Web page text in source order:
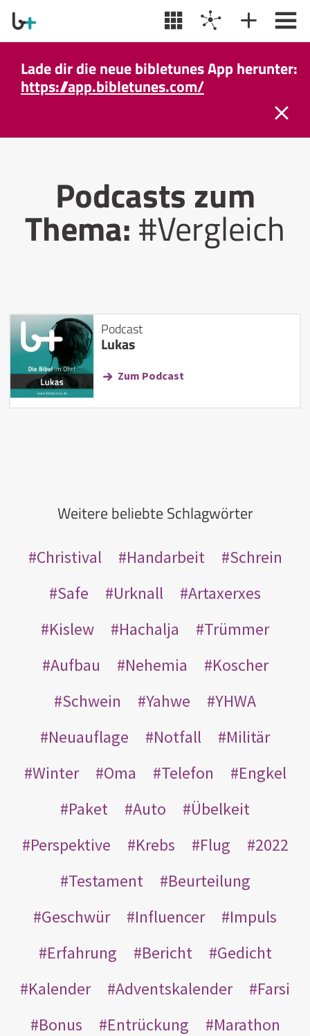
Lade dir die neue bibletunes App herunter:
https://app.bibletunes.com/
Podcasts zum
Thema:#Vergleich
Podcast
Lukas
Zum Podcast
Weitere beliebte Schlagwörter
Christival Handarbeit
Schrein
Safe
Urknall
Artaxerxes
Kislew
Hachalja
Trümmer
Aufbau
Nehemia
Koscher
Schwein
Yahwe
YHWA
Neuauflage
Notfall
Militär
Winter
Oma Telefon
Engkel
Paket
Auto
Übelkeit
Perspektive
Krebs Flug
2022
Testament
Beurteilung
Geschwür
Influencer
Impuls
Erfahrung
Bericht
Gedicht
Kalender
Adventskalender
Farsi
Bonus
Entrückung
Marathon